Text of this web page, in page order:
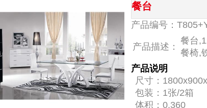
餐台
产品编号：
产品描述：
餐台
餐椅,
产品说明
尺寸：
包装：1张/2箱
体积：0.360